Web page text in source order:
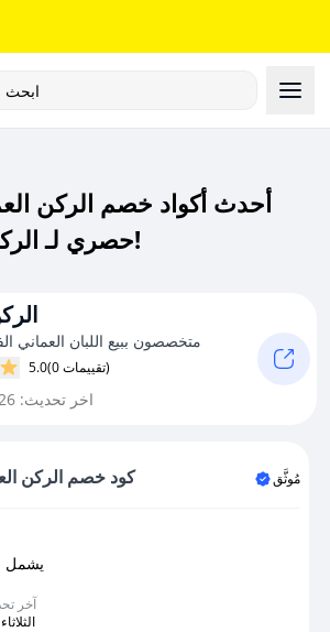
ابحث
أحدث أكواد خصم الركن
حصري لـ الركن العماني الآن!
متخصصون ببيع اللبان العماني
5.0 (0 تقييمات)
اخر تحديث: 09/08/2026
كود خصم الركن مُوثَّق
يشمل
آخر
الثلاثاء، 4